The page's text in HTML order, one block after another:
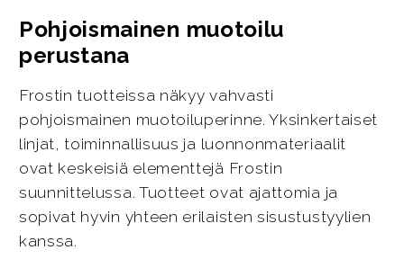
Pohjoismainen muotoilu
perustana
Frostin tuotteissa näkyy vahvasti
pohjoismainen muotoiluperinne. Yksinkertaiset
linjat, toiminnallisuus ja luonnonmateriaalit
ovat keskeisiä elementtejä Frostin
suunnittelussa. Tuotteet ovat ajattomia ja
sopivat hyvin yhteen erilaisten sisustustyylien
kanssa.